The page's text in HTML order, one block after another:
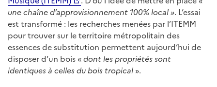
une chaîne d’approvisionnement 100% local ». L’essai
est transformé : les recherches menées par l’ITEMM
pour trouver sur le territoire métropolitain des
essences de substitution permettent aujourd’hui de
disposer d’un bois «dont les propriétés sont
identiques à celles du bois tropical ».